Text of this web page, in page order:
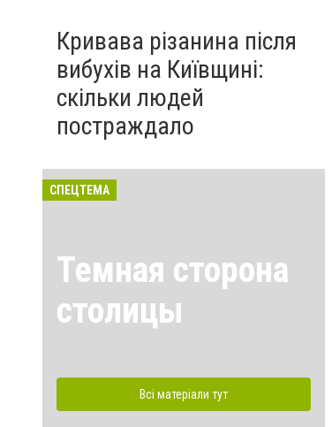
Кривава різанина після
вибухів на Київщині:
скільки людей
постраждало
СПЕЦТЕМА
Темная сторона
столицы
Всі матеріали тут